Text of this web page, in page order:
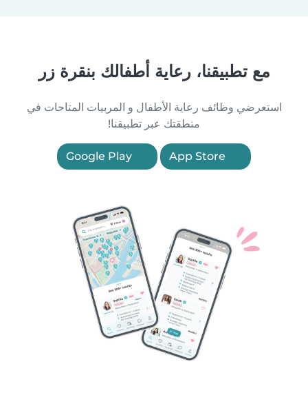
مع تطبيقنا، رعاية أطفالك بنقرة زر
استعرضي وظائف رعاية الأطفال و المربيات المتاحات في
منطقتك عبر تطبيقنا!